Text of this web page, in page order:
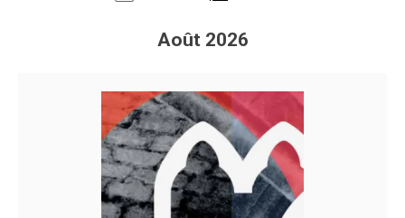
Août 2026